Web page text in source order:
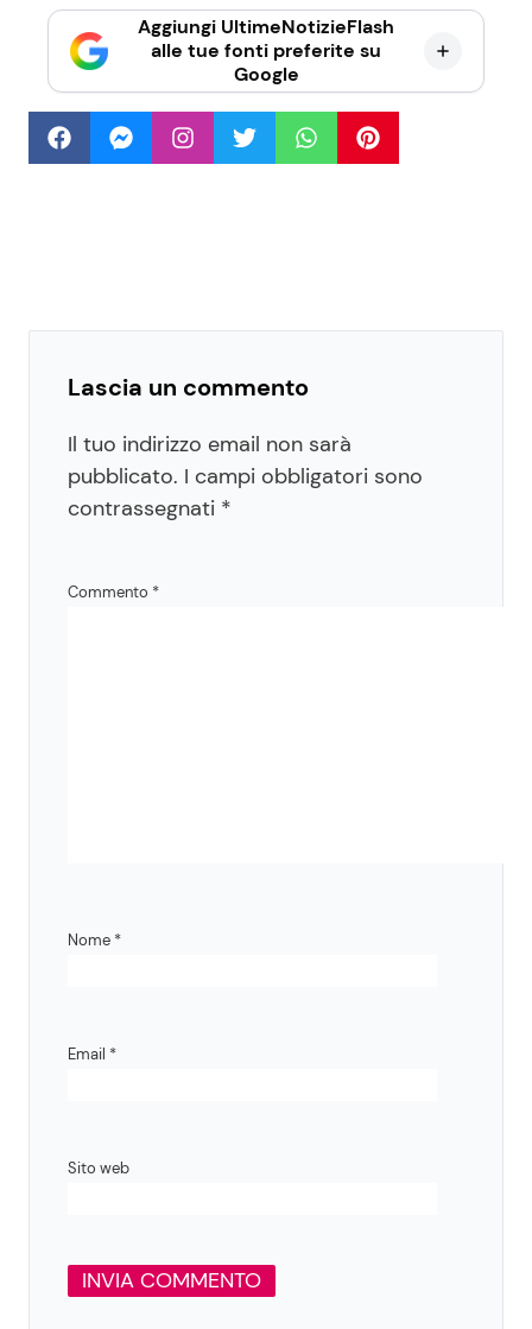
Aggiungi UltimeNotizieFlash
alle tue fonti preferite su
Google
Lascia un commento
Il tuo indirizzo email non sarà
pubblicato. I campi obbligatori sono
contrassegnati *
Commento *
Nome *
Email *
Sito web